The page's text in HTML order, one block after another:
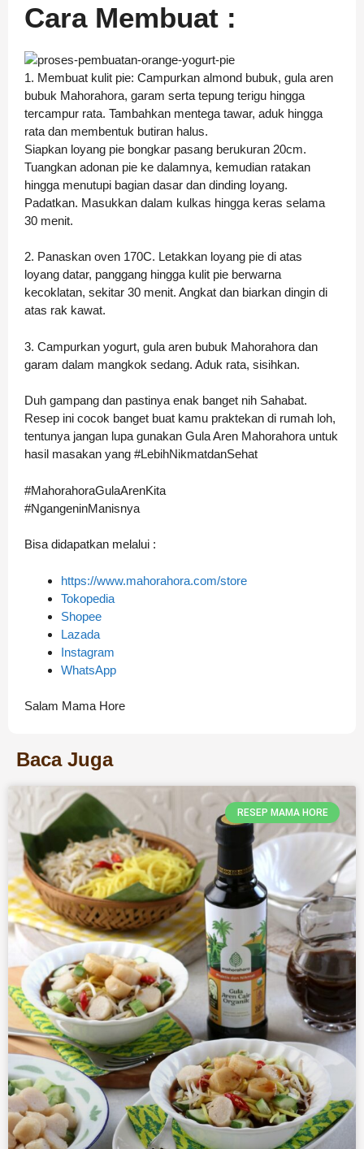
Cara Membuat :
1. Membuat kulit pie: Campurkan almond bubuk, gula aren
bubuk Mahorahora, garam serta tepung terigu hingga
tercampur rata. Tambahkan mentega tawar, aduk hingga
rata dan membentuk butiran halus.
Siapkan loyang pie bongkar pasang berukuran 20cm.
Tuangkan adonan pie ke dalamnya, kemudian ratakan
hingga menutupi bagian dasar dan dinding loyang.
Padatkan. Masukkan dalam kulkas hingga keras selama
30 menit.
2. Panaskan oven 170C. Letakkan loyang pie di atas
loyang datar, panggang hingga kulit pie berwarna
kecoklatan, sekitar 30 menit. Angkat dan biarkan dingin di
atas rak kawat.
3. Campurkan yogurt, gula aren bubuk Mahorahora dan
garam dalam mangkok sedang. Aduk rata, sisihkan.
Duh gampang dan pastinya enak banget nih Sahabat.
Resep ini cocok banget buat kamu praktekan di rumah loh,
tentunya jangan lupa gunakan Gula Aren Mahorahora untuk
hasil masakan yang #LebihNikmatdanSehat
#MahorahoraGulaArenKita
#NgangeninManisnya
Bisa didapatkan melalui :
https://www.mahorahora.com/store
Tokopedia
Shopee
Lazada
Instagram
WhatsApp
Salam Mama Hore
Baca Juga
RESEP MAMA HORE